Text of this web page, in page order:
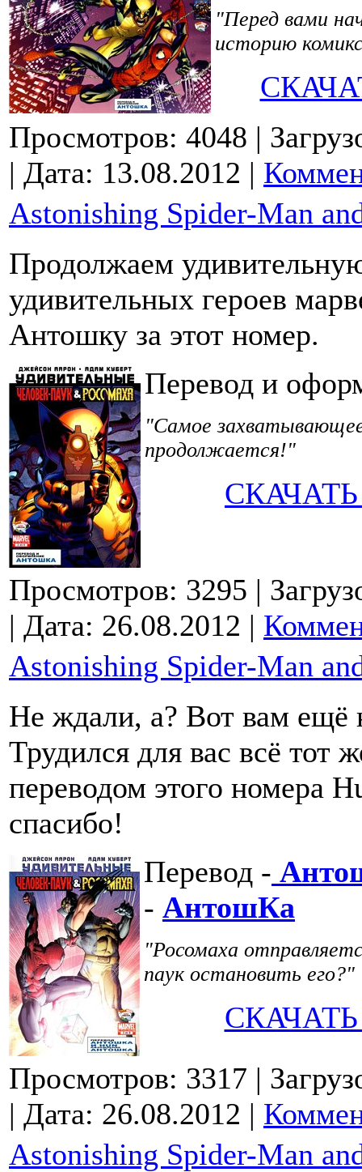
"Перед вами
историю
Просмотров: 4048 |
| Дата: 13.08.2012 |
Astonishing Spider-Man
Продолжаем
удивительных героев
Антошку за этот номер.
Перевод и
"Самое
продолжается!"
Просмотров: 3295 |
| Дата: 26.08.2012 |
Astonishing Spider-Man
Не ждали, а? Вот вам ещё
Трудился для вас всё тот
переводом этого номера
спасибо!
Перевод -
- АнтошКа
"Росомаха
паук остановить его?"
Просмотров: 3317 |
| Дата: 26.08.2012 |
Astonishing Spider-Man